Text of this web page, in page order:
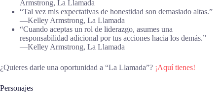
Armstrong, La Llamada
“Tal vez mis expectativas de honestidad son demasiado altas.”
―Kelley Armstrong, La Llamada
“Cuando aceptas un rol de liderazgo, asumes una
responsabilidad adicional por tus acciones hacia los demás.”
―Kelley Armstrong, La Llamada
¿Quieres darle una oportunidad a “La Llamada”? ¡Aquí tienes!
Personajes